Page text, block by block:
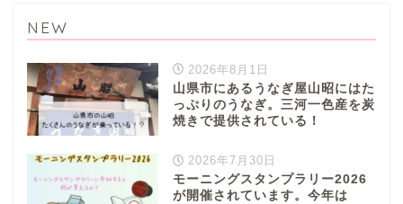
NEW
2026年8月1日
山県市にあるうなぎ屋山昭にはた
っぷりのうなぎ。三河一色産を炭
焼きで提供されている！
2026年7月30日
モーニングスタンプラリー2026
が開催されています。今年は